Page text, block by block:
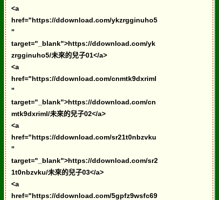
<a
href="https://ddownload.com/ykzrgginuho5
"
target="_blank">https://ddownload.com/yk
zrgginuho5/未來的兒子01</a>
<a
href="https://ddownload.com/cnmtk9dxriml
"
target="_blank">https://ddownload.com/cn
mtk9dxriml/未來的兒子02</a>
<a
href="https://ddownload.com/sr21t0nbzvku
"
target="_blank">https://ddownload.com/sr2
1t0nbzvku/未來的兒子03</a>
<a
href="https://ddownload.com/5gpfz9wsfc69